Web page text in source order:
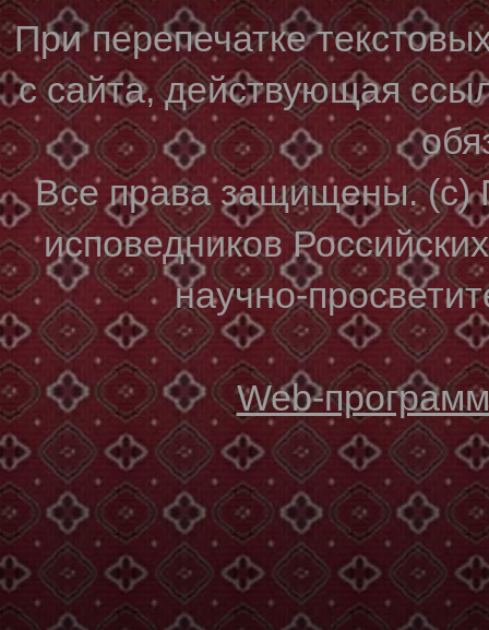
При перепечатке
с сайта, действующая
Все права защищены. (с)
исповедников
научно-
Web-